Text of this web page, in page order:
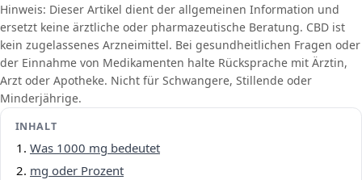
Hinweis: Dieser Artikel dient der allgemeinen Information und
ersetzt keine ärztliche oder pharmazeutische Beratung. CBD ist
kein zugelassenes Arzneimittel. Bei gesundheitlichen Fragen oder
der Einnahme von Medikamenten halte Rücksprache mit Ärztin,
Arzt oder Apotheke. Nicht für Schwangere, Stillende oder
Minderjährige.
INHALT
Was 1000 mg bedeutet
mg oder Prozent